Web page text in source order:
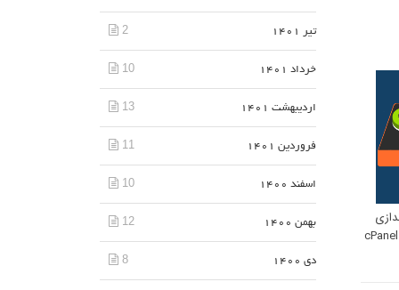
مجدد سرویس های سرور cPanel
تیر 1401 2
خرداد 1401 10
اردیبهشت 1401 13
فروردین 1401 11
اسفند 1400 10
بهمن 1400 12
دی 1400 8